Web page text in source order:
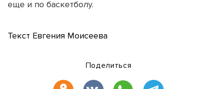
еще и по баскетболу.
Текст Евгения Моисеева
Поделиться